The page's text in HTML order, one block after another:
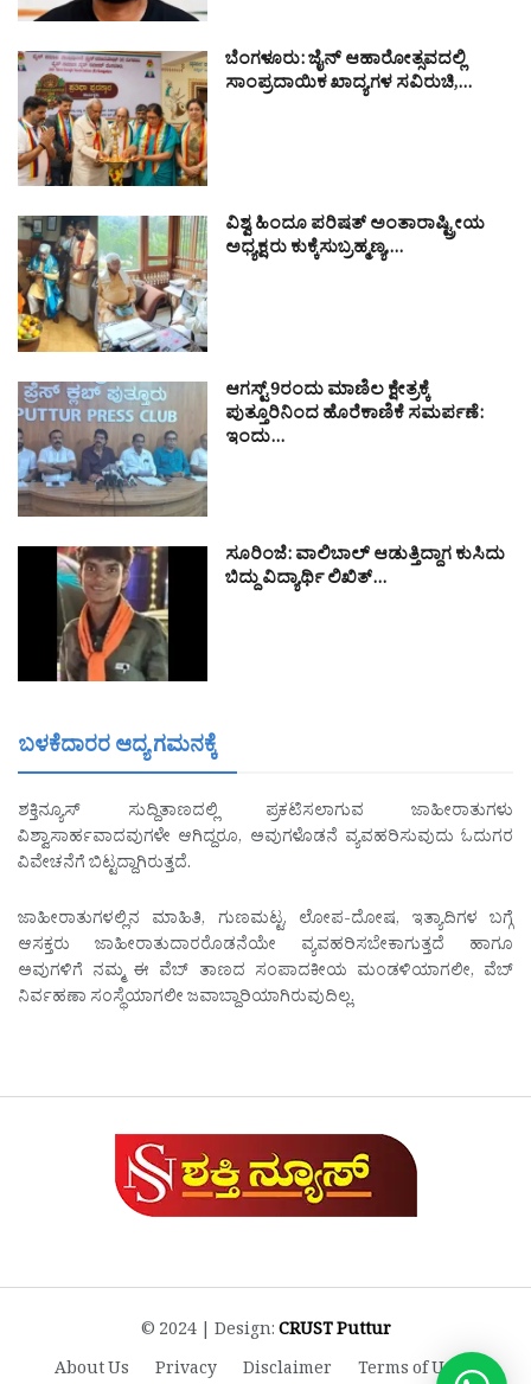
ಬೆಂಗಳೂರು: ಜೈನ್ ಆಹಾರೋತ್ಸವದಲ್ಲಿ
ಸಾಂಪ್ರದಾಯಿಕ ಖಾದ್ಯಗಳ ಸವಿರುಚಿ,…
ವಿಶ್ವ ಹಿಂದೂ ಪರಿಷತ್ ಅಂತಾರಾಷ್ಟ್ರೀಯ
ಅಧ್ಯಕ್ಷರು ಕುಕ್ಕೆಸುಬ್ರಹ್ಮಣ್ಯ,…
ಆಗಸ್ಟ್ 9ರಂದು ಮಾಣಿಲ ಕ್ಷೇತ್ರಕ್ಕೆ
ಪುತ್ತೂರಿನಿಂದ ಹೊರೆಕಾಣಿಕೆ ಸಮರ್ಪಣೆ:
ಇಂದು…
ಸೂರಿಂಜೆ: ವಾಲಿಬಾಲ್ ಆಡುತ್ತಿದ್ದಾಗ ಕುಸಿದು
ಬಿದ್ದು ವಿದ್ಯಾರ್ಥಿ ಲಿಖಿತ್…
ಬಳಕೆದಾರರ ಆದ್ಯ ಗಮನಕ್ಕೆ
ಶಕ್ತಿನ್ಯೂಸ್ ಸುದ್ದಿತಾಣದಲ್ಲಿ ಪ್ರಕಟಿಸಲಾಗುವ ಜಾಹೀರಾತುಗಳು
ವಿಶ್ವಾಸಾರ್ಹವಾದವುಗಳೇ ಆಗಿದ್ದರೂ, ಅವುಗಳೊಡನೆ ವ್ಯವಹರಿಸುವುದು ಓದುಗರ
ವಿವೇಚನೆಗೆ ಬಿಟ್ಟದ್ದಾಗಿರುತ್ತದೆ.
ಜಾಹೀರಾತುಗಳಲ್ಲಿನ ಮಾಹಿತಿ, ಗುಣಮಟ್ಟ, ಲೋಪ-ದೋಷ, ಇತ್ಯಾದಿಗಳ ಬಗ್ಗೆ
ಆಸಕ್ತರು ಜಾಹೀರಾತುದಾರರೊಡನೆಯೇ ವ್ಯವಹರಿಸಬೇಕಾಗುತ್ತದೆ ಹಾಗೂ
ಅವುಗಳಿಗೆ ನಮ್ಮ ಈ ವೆಬ್ ತಾಣದ ಸಂಪಾದಕೀಯ ಮಂಡಳಿಯಾಗಲೀ, ವೆಬ್
ನಿರ್ವಹಣಾ ಸಂಸ್ಥೆಯಾಗಲೀ ಜವಾಬ್ದಾರಿಯಾಗಿರುವುದಿಲ್ಲ.
© 2024 | Design:CRUST Puttur
About Us
Privacy Disclaimer Terms of Use